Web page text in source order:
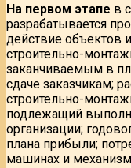
На первом этапе в
разрабатывается
действие объектов
строительно-
заканчиваемым в
сдаче заказчикам;
строительно-
подлежащий
организации;
плана прибыли;
машинах и